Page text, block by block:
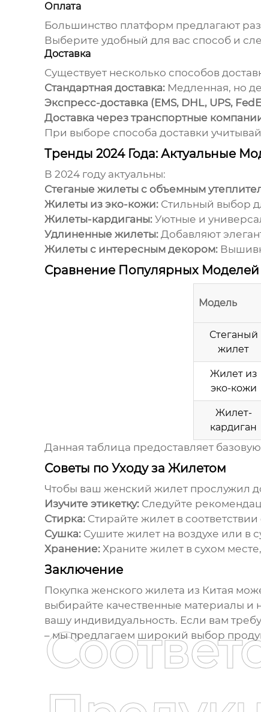
Оплата
Большинство платформ предлагают
Выберите удобный для вас способ и
Доставка
Существует несколько способов
Стандартная доставка:Медленная, но
Экспресс-доставка (EMS, DHL, UPS,
Доставка через транспортные
При выборе способа доставки
Тренды 2024 Года: Актуальные
В 2024 году актуальны:
Стеганые жилеты с объемным
Жилеты из эко-кожи:Стильный выбор
Жилеты-кардиганы:Уютные и
Удлиненные жилеты:Добавляют
Жилеты с интересным декором:
Сравнение Популярных Моделей
Модель
Стеганый
жилет
Жилет из
эко-кожи
Жилет-
кардиган
Данная таблица предоставляет
Советы по Уходу за Жилетом
Чтобы ваш женский жилетпрослужил
Изучите этикетку:Следуйте
Стирка:Стирайте жилет в
Сушка:Сушите жилет на воздухе или в
Хранение:Храните жилет в сухом
Заключение
Покупка женского жилета из Китая
выбирайте качественные материалы и
вашу индивидуальность. Если вам
– мы предлагаем широкий выбор